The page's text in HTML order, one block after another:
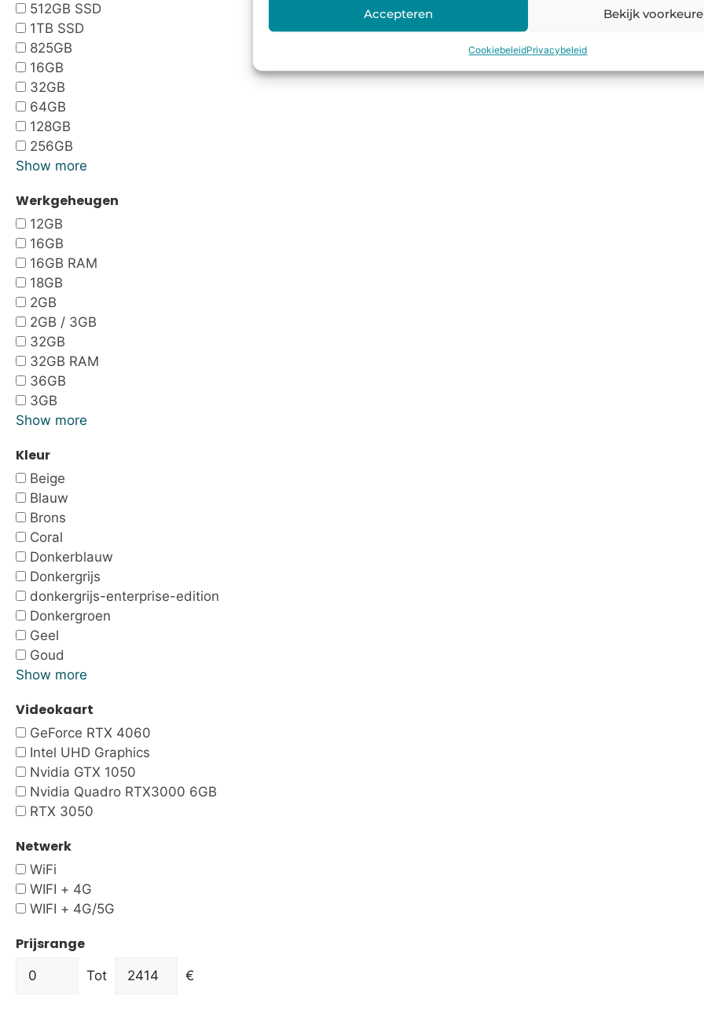
Accepteren Bekijk
CookiebeleidPrivacybeleid
512GB SSD
1TB SSD
825GB
16GB
32GB
64GB
128GB
256GB
Show more
Werkgeheugen
12GB
16GB
16GB RAM
18GB
2GB
2GB / 3GB
32GB
32GB RAM
36GB
3GB
Show more
Kleur
Beige
Blauw
Brons
Coral
Donkerblauw
Donkergrijs
donkergrijs-enterprise-edition
Donkergroen
Geel
Goud
Show more
Videokaart
GeForce RTX 4060
Intel UHD Graphics
Nvidia GTX 1050
Nvidia Quadro RTX3000 6GB
RTX 3050
Netwerk
WiFi
WIFI + 4G
WIFI + 4G/5G
Prijsrange
Tot €